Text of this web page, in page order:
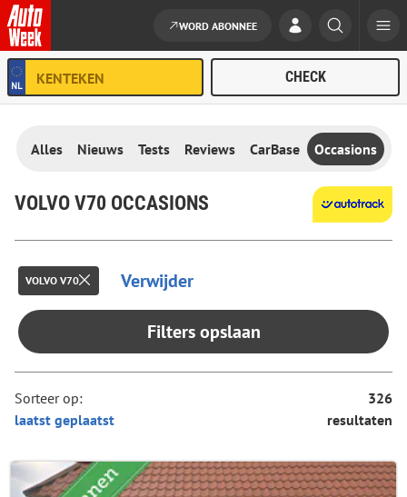
Ga naar de inhoud
WORD ABONNEE
Alles Nieuws Tests Reviews CarBase Occasions
VOLVO V70 OCCASIONS
VOLVO V70 Verwijder
Filters opslaan
Sorteer op:
326
resultaten